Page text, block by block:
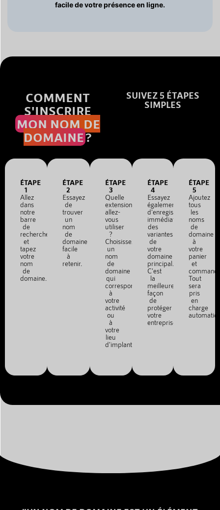
facile de votre présence en ligne.
COMMENT
S'INSCRIRE
MON NOM DE
DOMAINE?
SUIVEZ 5 ÉTAPES
SIMPLES
ÉTAPE
1
Allez
dans
notre
barre
de
recherche
et
tapez
votre
nom
de
domaine.
ÉTAPE
2
Essayez
de
trouver
un
nom
de
domaine
facile
à
retenir.
ÉTAPE
3
Quelle
extension
allez-
vous
utiliser
?
Choisissez
un
nom
de
domaine
qui
correspond
à
votre
activité
ou
à
votre
lieu
d'implantation.
ÉTAPE
4
Essayez
également
d'enregistrer
immédiatement
des
variantes
de
votre
domaine
principal.
C'est
la
meilleure
façon
de
protéger
votre
entreprise.
ÉTAPE
5
Ajoutez
tous
les
noms
de
domaine
à
votre
panier
et
Tout
sera
pris
en
charge